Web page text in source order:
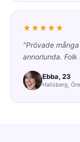
★★★★★
"Prövade
annorlunda.
Ebba, 23
Hallsberg,